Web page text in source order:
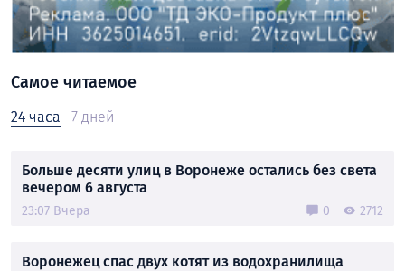
Самое читаемое
24 часа 7 дней
Больше десяти улиц в Воронеже остались без света
вечером 6 августа
23:07 Вчера 0 2712
Воронежец спас двух котят из водохранилища